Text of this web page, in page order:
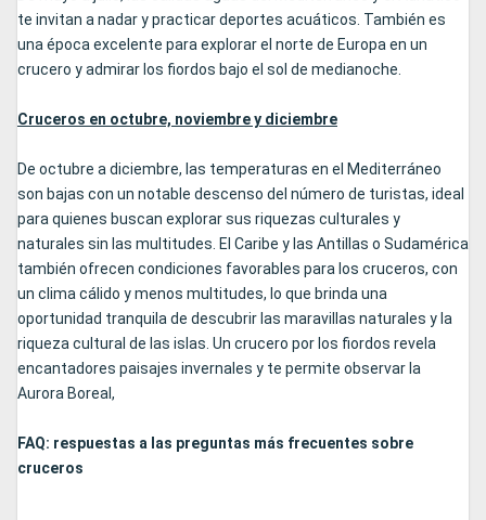
te invitan a nadar y practicar deportes acuáticos. También es
una época excelente para explorar el norte de Europa en un
crucero y admirar los fiordos bajo el sol de medianoche.
Cruceros en octubre, noviembre y diciembre
De octubre a diciembre, las temperaturas en el Mediterráneo
son bajas con un notable descenso del número de turistas, ideal
para quienes buscan explorar sus riquezas culturales y
naturales sin las multitudes. El Caribe y las Antillas o Sudamérica
también ofrecen condiciones favorables para los cruceros, con
un clima cálido y menos multitudes, lo que brinda una
oportunidad tranquila de descubrir las maravillas naturales y la
riqueza cultural de las islas. Un crucero por los fiordos revela
encantadores paisajes invernales y te permite observar la
Aurora Boreal,
FAQ: respuestas a las preguntas más frecuentes sobre
cruceros